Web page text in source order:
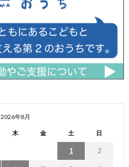
2026年8月
木 金 土 日
1 2